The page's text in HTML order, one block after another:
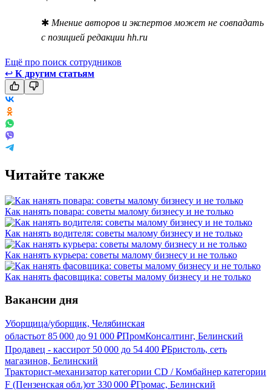
✱ Мнение авторов и экспертов может не совпадать
с позицией редакции hh.ru
Ещё про поиск сотрудников
↩ К другим статьям
Читайте также
Как нанять повара: советы малому бизнесу и не только
Как нанять водителя: советы малому бизнесу и не только
Как нанять курьера: советы малому бизнесу и не только
Как нанять фасовщика: советы малому бизнесу и не только
Вакансии дня
Уборщица/уборщик, Челябинская
областьот 85 000 до 91 000 ₽ПромКонсалтинг, Белинский
Продавец - кассирот 50 000 до 54 400 ₽Бристоль, сеть
магазинов, Белинский
Тракторист-механизатор категории CD / Комбайнер категории
F (Пензенская обл.)от 330 000 ₽Громас, Белинский